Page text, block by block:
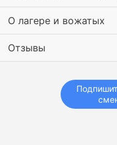
О лагере и вожатых
Отзывы